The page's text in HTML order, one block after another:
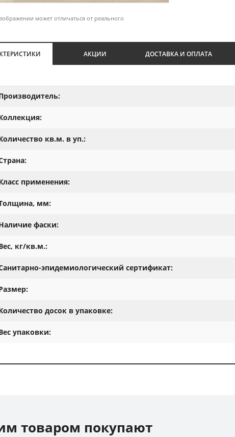
может отличаться от реального
АКЦИИ ДОСТАВКА И ОПЛАТА
кв.м. в уп.:
применения:
мм:
фаски:
кг/кв.м.:
эпидемиологический сертификат:
досок в упаковке:
упаковки:
товаром покупают